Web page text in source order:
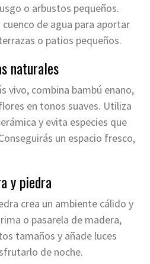
o arbustos pequeños.
cuenco de agua para aportar
o patios pequeños.
naturales
vivo, combina bambú enano,
en tonos suaves. Utiliza
y evita especies que
un espacio fresco,
y piedra
crea un ambiente cálido y
o pasarela de madera,
tamaños y añade luces
de noche.